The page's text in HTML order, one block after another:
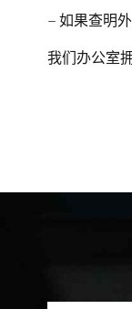
– 如果查明
我们办公室